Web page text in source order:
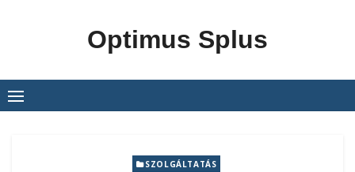
Optimus Splus
SZOLGÁLTATÁS